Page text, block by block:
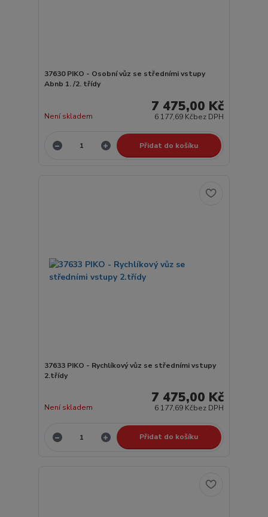
37630 PIKO - Osobní vůz se středními vstupy
Abnb 1. /2. třídy
7 475,00 Kč
6 177,69 Kčbez DPH
Není skladem
Přidat do košíku
37633 PIKO - Rychlíkový vůz se středními vstupy
2.třídy
7 475,00 Kč
6 177,69 Kčbez DPH
Není skladem
Přidat do košíku